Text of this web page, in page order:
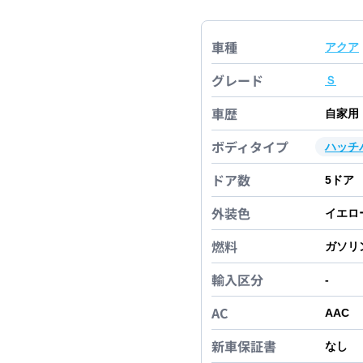
車種 アクア
グレード Ｓ
車歴 自家用
ボディタイプ ハッチ
ドア数 5 ドア
外装色 イエロ
燃料 ガソリ
輸入区分 -
AC AAC
新車保証書 なし